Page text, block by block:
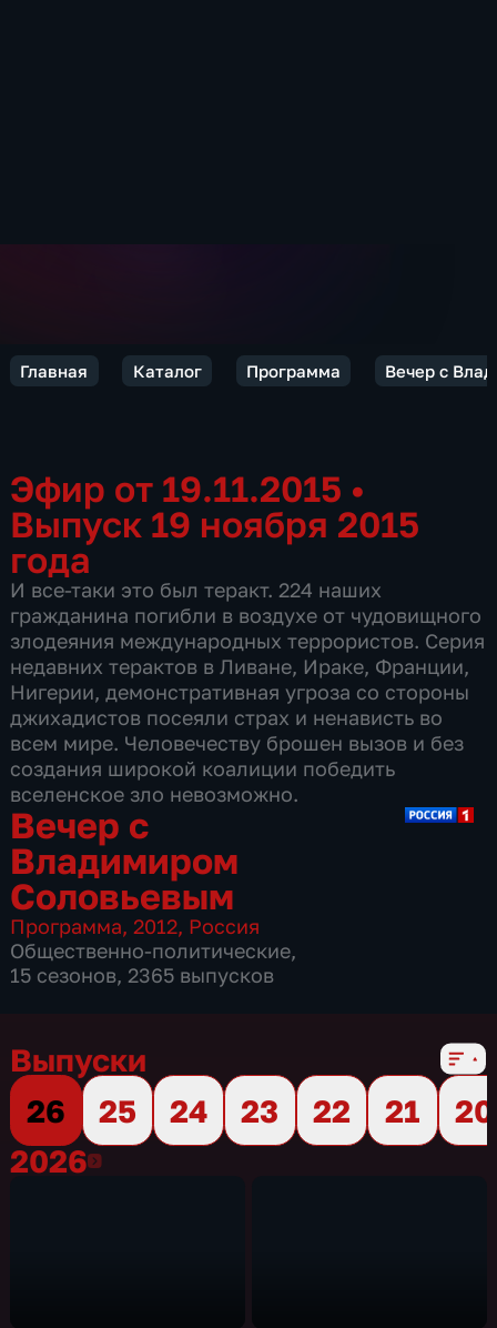
Главная Каталог Программа Вечер с
Эфир от 19.11.2015 •
Выпуск 19 ноября 2015
года
И все-таки это был теракт. 224 наших
гражданина погибли в воздухе от чудовищного
злодеяния международных террористов. Серия
недавних терактов в Ливане, Ираке, Франции,
Нигерии, демонстративная угроза со стороны
джихадистов посеяли страх и ненависть во
всем мире. Человечеству брошен вызов и без
создания широкой коалиции победить
вселенское зло невозможно.
Вечер с
Владимиром
Соловьевым
Программа,2012, Россия
Общественно-политические,
15 сезонов, 2365 выпусков
Выпуски
26
25 24 23 22 21
20
20262026